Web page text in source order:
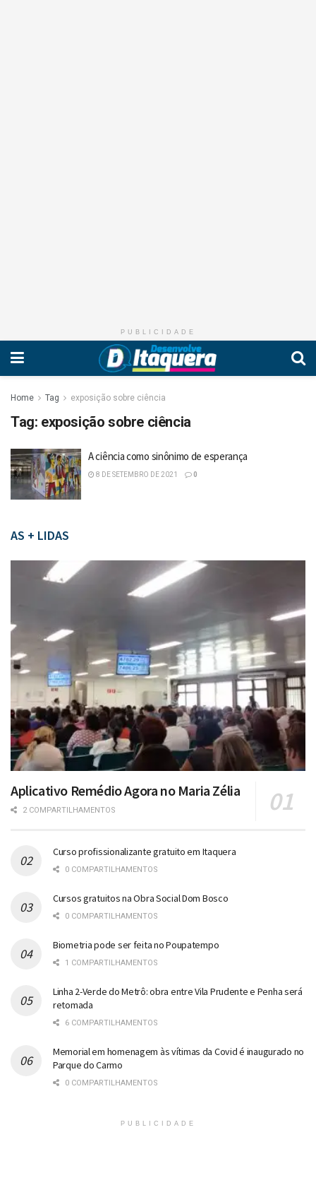
PUBLICIDADE
Home Tag exposição sobre ciência
Tag: exposição sobre ciência
A ciência como sinônimo de esperança
8 DE SETEMBRO DE 2021 0
AS + LIDAS
Aplicativo Remédio Agora no Maria Zélia
2 COMPARTILHAMENTOS
Curso profissionalizante gratuito em Itaquera
0 COMPARTILHAMENTOS
Cursos gratuitos na Obra Social Dom Bosco
0 COMPARTILHAMENTOS
Biometria pode ser feita no Poupatempo
1 COMPARTILHAMENTOS
Linha 2-Verde do Metrô: obra entre Vila Prudente e Penha será
retomada
6 COMPARTILHAMENTOS
Memorial em homenagem às vítimas da Covid é inaugurado no
Parque do Carmo
0 COMPARTILHAMENTOS
PUBLICIDADE